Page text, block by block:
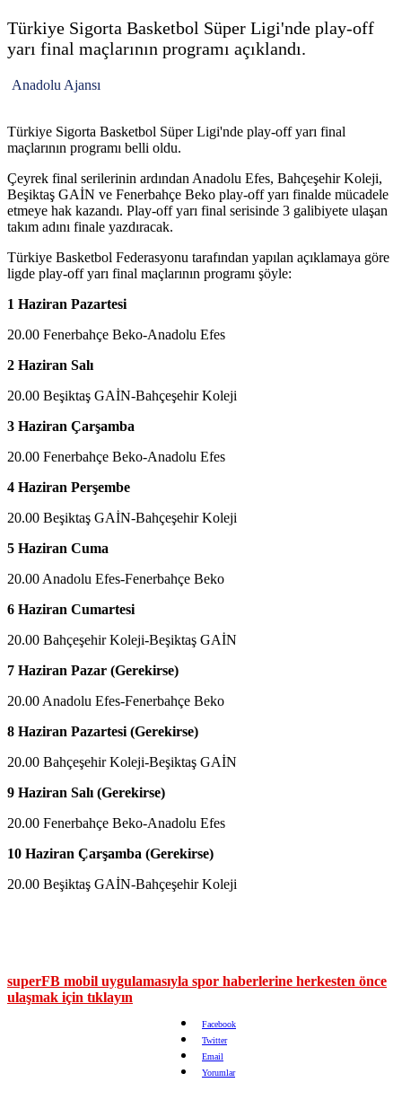
Türkiye Sigorta Basketbol Süper Ligi'nde play-off
yarı final maçlarının programı açıklandı.
Anadolu Ajansı
Türkiye Sigorta Basketbol Süper Ligi'nde play-off yarı final
maçlarının programı belli oldu.
Çeyrek final serilerinin ardından Anadolu Efes, Bahçeşehir Koleji,
Beşiktaş GAİN ve Fenerbahçe Beko play-off yarı finalde mücadele
etmeye hak kazandı. Play-off yarı final serisinde 3 galibiyete ulaşan
takım adını finale yazdıracak.
Türkiye Basketbol Federasyonu tarafından yapılan açıklamaya göre
ligde play-off yarı final maçlarının programı şöyle:
1 Haziran Pazartesi
20.00 Fenerbahçe Beko-Anadolu Efes
2 Haziran Salı
20.00 Beşiktaş GAİN-Bahçeşehir Koleji
3 Haziran Çarşamba
20.00 Fenerbahçe Beko-Anadolu Efes
4 Haziran Perşembe
20.00 Beşiktaş GAİN-Bahçeşehir Koleji
5 Haziran Cuma
20.00 Anadolu Efes-Fenerbahçe Beko
6 Haziran Cumartesi
20.00 Bahçeşehir Koleji-Beşiktaş GAİN
7 Haziran Pazar (Gerekirse)
20.00 Anadolu Efes-Fenerbahçe Beko
8 Haziran Pazartesi (Gerekirse)
20.00 Bahçeşehir Koleji-Beşiktaş GAİN
9 Haziran Salı (Gerekirse)
20.00 Fenerbahçe Beko-Anadolu Efes
10 Haziran Çarşamba (Gerekirse)
20.00 Beşiktaş GAİN-Bahçeşehir Koleji
superFB mobil uygulamasıyla spor haberlerine herkesten önce
ulaşmak için tıklayın
Facebook
Twitter
Email
Yorumlar